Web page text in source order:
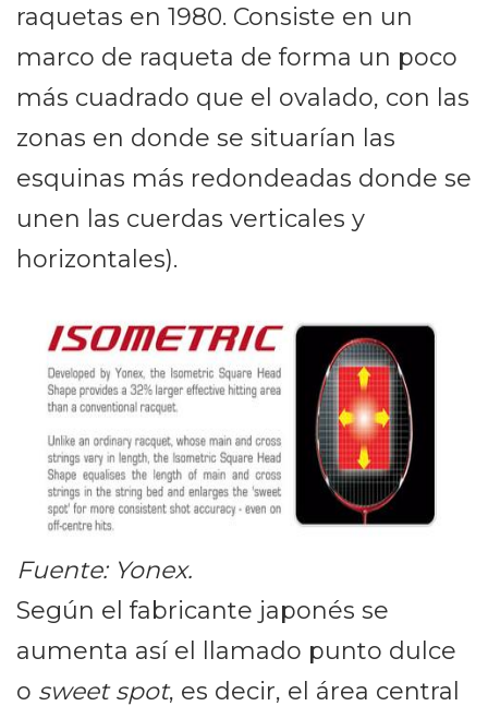
raquetas en 1980. Consiste en un
marco de raqueta de forma un poco
más cuadrado que el ovalado, con las
zonas en donde se situarían las
esquinas más redondeadas donde se
unen las cuerdas verticales y
horizontales).
Fuente: Yonex.
Según el fabricante japonés se
aumenta así el llamado punto dulce
o sweet spot, es decir, el área central